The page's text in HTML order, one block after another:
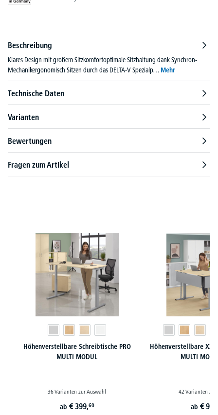
Beschreibung
Klares Design mit großem Sitzkomfortoptimale Sitzhaltung dank Synchron-
Mechanikergonomisch Sitzen durch das DELTA-V Spezialp… Mehr
Technische Daten
Varianten
Bewertungen
Fragen zum Artikel
Höhenverstellbare Schreibtische PRO
MULTI MODUL
36 Varianten zur Auswahl
ab € 399,60
Höhenverstellbare
MULTI
42 Varianten zur
ab €